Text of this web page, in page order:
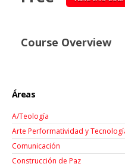
Course Overview
Áreas
A/Teología
Arte Performatividad y
Comunicación
Construcción de Paz